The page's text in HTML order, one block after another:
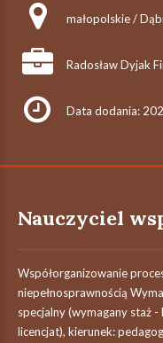
małopolskie /
Radosław Dyjak
Data dodania:
Nauczyciel
Współorganizowanie
niepełnosprawnością
specjalny (wymagany staż -
licencjat), kierunek: